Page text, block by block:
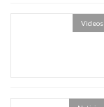
Videos